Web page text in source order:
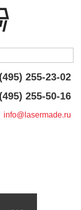
255-23-02
255-50-16
info@lasermade.ru